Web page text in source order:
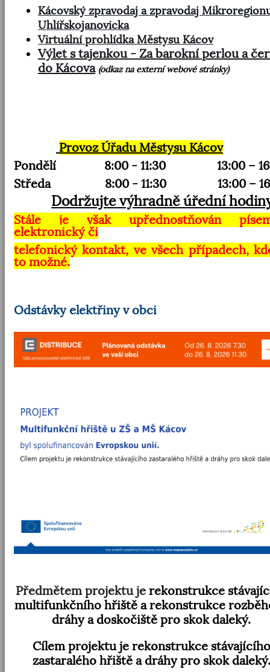
Kácovský zpravodaj a zpravodaj
Uhlířskojanovicka
Virtuální prohlídka Městysu Kácov
Výlet s tajenkou - Za barokní perlou a
do Kácova (odkaz na externí webové stránky)
Provoz Úřadu Městysu Kácov
Pondělí
8:00 - 11:30
13:00 –
Středa
8:00 - 11:30 13:00 –
Dodržujte výhradně úřední
Stále je však upřednostňován
elektronickýči
telefonický kontakt, ve všech případech,
to možné.
Odstávky elektřiny v obci
Předmětem projektu je rekonstrukce
multifunkčního hřiště a rekonstrukce
dráhy a doskočiště pro skok daleký.
Cílem projektu je rekonstrukce stávajícího
zastaralého hřiště a dráhy pro skok daleký.